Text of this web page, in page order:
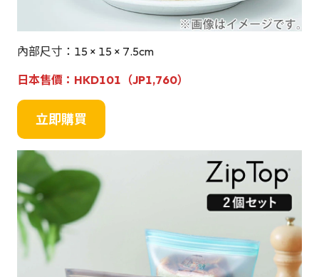
內部尺寸：15 × 15 × 7.5cm
日本售價： HKD101（JP1,760）
立即購買